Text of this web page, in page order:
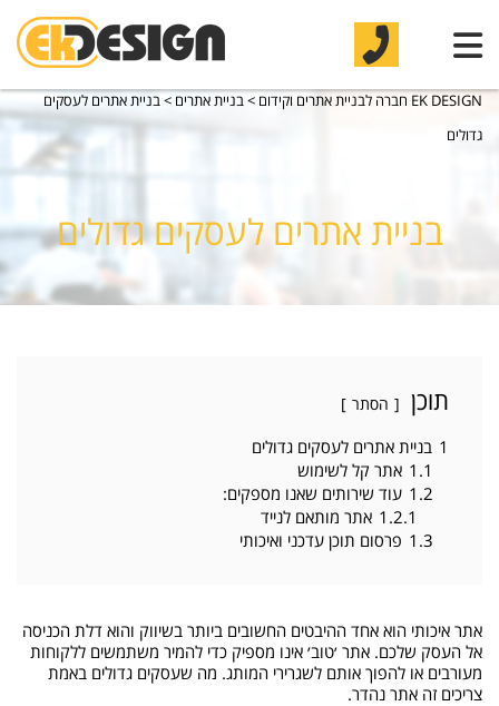
EK DESIGN חברה לבניית אתרים וקידום >בניית אתרים >בניית אתרים לעסקים
גדולים
בניית אתרים לעסקים גדולים
תוכן הסתר
1 בניית אתרים לעסקים גדולים
1.1 אתר קל לשימוש
1.2 עוד שירותים שאנו מספקים:
1.2.1 אתר מותאם לנייד
1.3 פרסום תוכן עדכני ואיכותי
אתר איכותי הוא אחד ההיבטים החשובים ביותר בשיווק והוא דלת הכניסה
אל העסק שלכם. אתר ׳טוב׳ אינו מספיק כדי להמיר משתמשים ללקוחות
מעורבים או להפוך אותם לשגרירי המותג. מה שעסקים גדולים באמת
צריכים זה אתר נהדר.